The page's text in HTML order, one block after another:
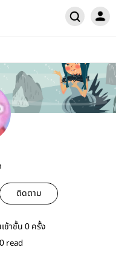
ติดตาม
ข้าชั้น 0 ครั้ง
0 read